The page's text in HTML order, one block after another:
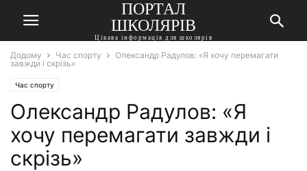
ПОРТАЛ
ШКОЛЯРІВ
Цікава інформація для школярів
Додому Час спорту
Олександр Радулов: «Я хочу перемагати
завжди і скрізь»
Час спорту
Олександр Радулов: «Я
хочу перемагати завжди і
скрізь»